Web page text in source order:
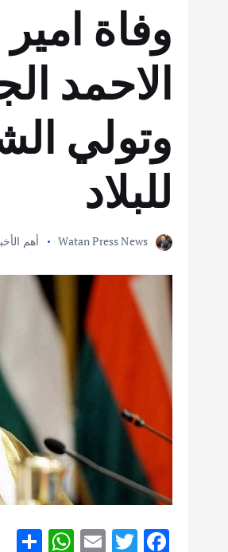
وفاة
الاحمد
وتولي
للبلاد
Watan Press News أهم
F
T
E
W